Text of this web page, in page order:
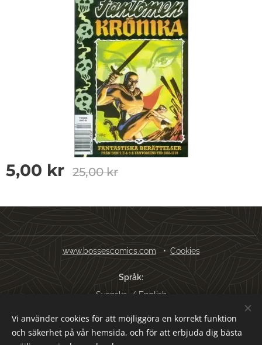
5,00 kr 25,00kr
www.bossescomics.com Cookies
Språk
Svenska
English
Valutor
SEK kr
USD $ EUR € AUD $
Vi använder cookies för att möjliggöra en korrekt funktion
och säkerhet på vår hemsida, och för att erbjuda dig bästa